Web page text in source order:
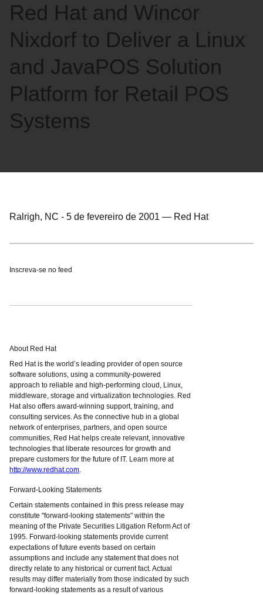
Red Hat and Wincor
Nixdorf to Deliver a Linux
and JavaPOS Solution
Platform for Retail POS
Systems
Ralrigh, NC - 5 de fevereiro de 2001 — Red Hat
Inscreva-se no feed
About Red Hat
Red Hat is the world’s leading provider of open source
software solutions, using a community-powered
approach to reliable and high-performing cloud, Linux,
middleware, storage and virtualization technologies. Red
Hat also offers award-winning support, training, and
consulting services. As the connective hub in a global
network of enterprises, partners, and open source
communities, Red Hat helps create relevant, innovative
technologies that liberate resources for growth and
prepare customers for the future of IT. Learn more at
http://www.redhat.com.
Forward-Looking Statements
Certain statements contained in this press release may
constitute "forward-looking statements" within the
meaning of the Private Securities Litigation Reform Act of
1995. Forward-looking statements provide current
expectations of future events based on certain
assumptions and include any statement that does not
directly relate to any historical or current fact. Actual
results may differ materially from those indicated by such
forward-looking statements as a result of various